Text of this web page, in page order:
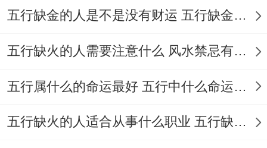
日、24日、26日、29日等。
这些日子都宜入宅、移徙；是乔迁新居的好
行。
在这事儿说来话长。论是迁坟还是搬迁,都是
五行缺金的人是不是没有财运 五行缺金的人命运好不好
五行缺火的人需要注意什么 风水禁忌有哪些
五行属什么的命运最好 五行中什么命运势旺盛
五行缺火的人适合从事什么职业 五行缺火的人适合从事的职业有哪些